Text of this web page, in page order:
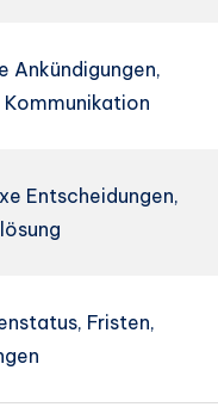
Ankündigungen,
Entscheidungen,
Fristen,